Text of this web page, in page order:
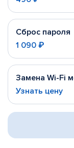
Сброс пароля
1 090 ₽
Замена Wi-Fi
Узнать цену